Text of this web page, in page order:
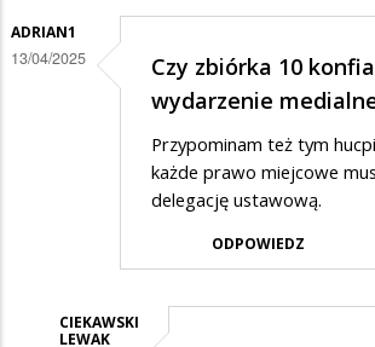
ADRIAN1
13/04/2025
Czy zbiórka 10
wydarzenie
Przypominam też tym
każde prawo miejcowe
delegację ustawową.
ODPOWIEDZ
CIEKAWSKI
LEWAK